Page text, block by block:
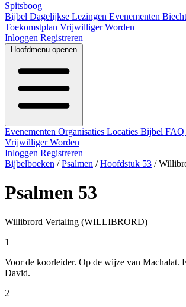
Spitsboog
Bijbel Dagelijkse Lezingen Evenementen
Toekomstplan Vrijwilliger Worden
Inloggen Registreren
Hoofdmenu openen
Evenementen Organisaties Locaties Bijbel FAQ
Vrijwilliger Worden
Inloggen Registreren
Bijbelboeken / Psalmen / Hoofdstuk 53 /
Psalmen 53
Willibrord Vertaling (WILLIBRORD)
1
Voor de koorleider. Op de wijze van Machalat.
David.
2